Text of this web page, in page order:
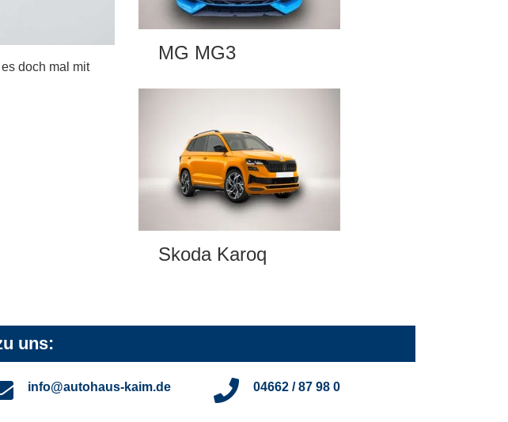
doch mal mit
MG MG3
Skoda Karoq
uns:
info@autohaus-kaim.de 04662 / 87 98 0